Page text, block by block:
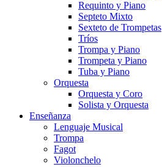
Requinto y Piano
Septeto Mixto
Sexteto de Trompetas
Tríos
Trompa y Piano
Trompeta y Piano
Tuba y Piano
Orquesta
Orquesta y Coro
Solista y Orquesta
Enseñanza
Lenguaje Musical
Trompa
Fagot
Violonchelo